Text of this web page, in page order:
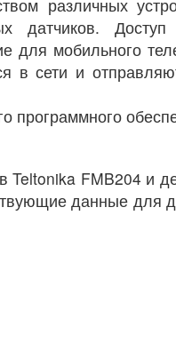
различных
датчиков.
для мобильного
в сети и
программного
FMB204 и
данные для